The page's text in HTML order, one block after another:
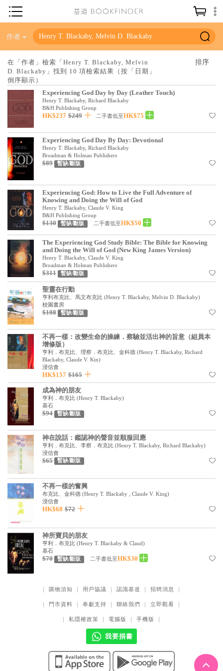
神學／教義
聖經
信仰入門
教會歷史
靈修／禱告
信徒生活
教會事工
社會／倫理
哲學／宗教比較
見證／傳記
文藝／勵志
童書
精選影音
其他
得獎作品推介
暢銷榜
中文二手書
英文二手書
精選英文書
電子書
基道 Top 50
作者
在「作者」檢索「Henry T. Blackaby, Melvin
D. Blackaby」找到 10 項檢索結果（按「日期」
倒序顯示）
Experiencing God Day by Day (Leather Touch)
Henry T. Blackaby, Richard Blackaby
B&H Publishing Group
HK$237 $249 二手書低至HK$75
Experiencing God Day By Day: Devotional
Henry T. Blackaby, Richard Blackaby
Broadman & Holman Publishers
$89 暫缺/斷版
Experiencing God: How to Live the Full Adventure of
Knowing and Doing the Will of God
Henry T. Blackaby, Claude V. King
B&H Publishing Group
$130 暫缺/斷版 二手書低至HK$50
The Experiencing God Study Bible: The Bible for Knowing
and Doing the Will of God (New King James Version)
Henry T. Blackaby, Claude V. King
Broadman & Holman Publishers
$311 暫缺/斷版
聖靈在行動
亨利布克比、馬文布克比 (Henry T. Blackaby, Melvin D. Blackaby)
校園書房
$108 暫缺/斷版
不再一樣：改變生命的操練．察驗並活出神的旨意（組員本
增修版）
亨利．布克比、理察．布克比、金科德 (Henry T. Blackaby, Richard
Blackaby, Claude V. Kin)
浸信會
HK$157 $165
成為神的朋友
亨利．布克比 (Henry T. Blackaby)
基石
$94 暫缺/斷版
神在說話：鑑認神的聲音並順服回應
亨利．布克比、李察．布克比 (Henry T. Blackaby, Richard Blackaby)
浸信會
$65 暫缺/斷版
不再一樣的奮興
布克比、金科德 (Henry T. Blackaby , Claude V. King)
浸信會
HK$68 $72
神所寶貝的朋友
亨利．布克比 (Henry T. Blackaby & Claud)
基石
$70 暫缺/斷版 二手書低至HK$30
｜ 購物須知 ｜ 用戶協議 ｜ 認識基道 ｜ 招聘消息 ｜
｜ 門市資料 ｜ 奉獻支持 ｜ 聯絡我們 ｜ 立即觀看 ｜
｜ 私隱權政策 ｜ 電腦版 ｜ 手機版 ｜
我要捐書